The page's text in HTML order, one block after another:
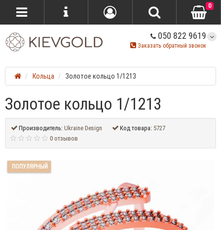
050 822 9619
Заказать обратный звонок
0
Кольца Золотое кольцо 1/1213
Золотое кольцо 1/1213
Производитель:Ukraine Design Код товара: 5727
0 отзывов
ПОПУЛЯРНЫЙ